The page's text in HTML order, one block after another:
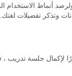
أنماط
وتذكر تفضيلات
لإكمال جلسة تدريب ،